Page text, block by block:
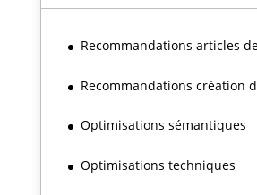
Recommandations articles
Recommandations création
Optimisations sémantiques
Optimisations techniques